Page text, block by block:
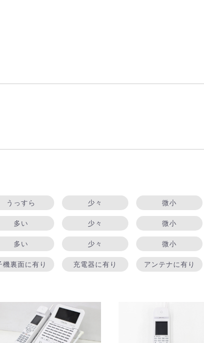
うっすら 少々 微小
多い 少々 微小
多い 少々 微小
機裏面に有り 充電器に有り アンテナに有り